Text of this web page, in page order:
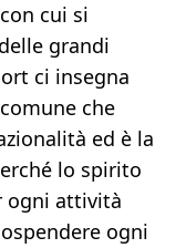
cui si
grandi
ci insegna
che
ed è la
lo spirito
ogni attività
ogni